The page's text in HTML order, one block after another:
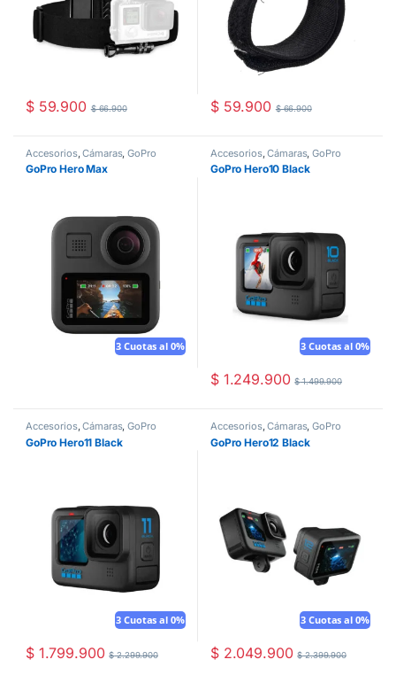
$59.900 $66.900 $59.900 $66.900
Accesorios,Cámaras,GoPro
GoPro Hero Max
3 Cuotas al 0%
Accesorios,Cámaras,GoPro
GoPro Hero10 Black
3 Cuotas al 0%
$1.249.900 $1.499.900
Accesorios,Cámaras,GoPro
GoPro Hero11 Black
3 Cuotas al 0%
$1.799.900 $2.299.900
Accesorios,Cámaras,GoPro
GoPro Hero12 Black
3 Cuotas al 0%
$2.049.900 $2.399.900